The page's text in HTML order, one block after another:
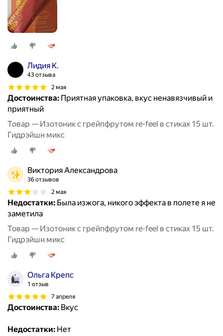
Лидия К.
43 отзыва
2 мая
Достоинства: Приятная упаковка, вкус ненавязчивый и
приятный
Товар — Изотоник с грейпфрутом re-feel в стиках 15 шт.
Гидрэйшн микс
Виктория Александрова
36 отзывов
2 мая
Недостатки: Была изжога, никого эффекта в полете я не
заметила
Товар — Изотоник с грейпфрутом re-feel в стиках 15 шт.
Гидрэйшн микс
Ольга Крепс
1 отзыв
7 апреля
Достоинства: Вкус
Недостатки: Нет